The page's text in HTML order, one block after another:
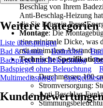
Beschlag von Ihrem
Anti-Beschlag-Heizung
die Sie kaum in Ihren
Montage: Die
eine minimale Dicke, was
mit minimalem Abstand
Technische
Durchmesser: 100
Stromversorgung:
Anti-Beschlag-
Weitere Kategorien
Liste überspringen
Bad & Sanitär
Badmöbel
Badspiegel mit Beleuchtung
Badspiegel ohne Beleuchtung
Multimediaspiegel